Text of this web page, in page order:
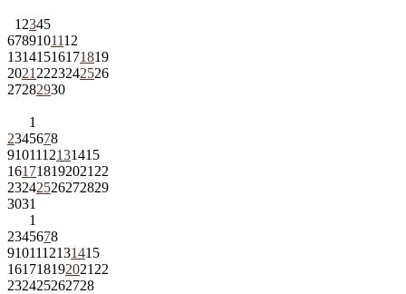
1 2345
6789101112
13141516171819
2021 2223242526
27282930
1
2345678
9101112131415
161718192021 22
23242526272829
3031
1
2345678
9101112131415
161718192021 22
232425262728